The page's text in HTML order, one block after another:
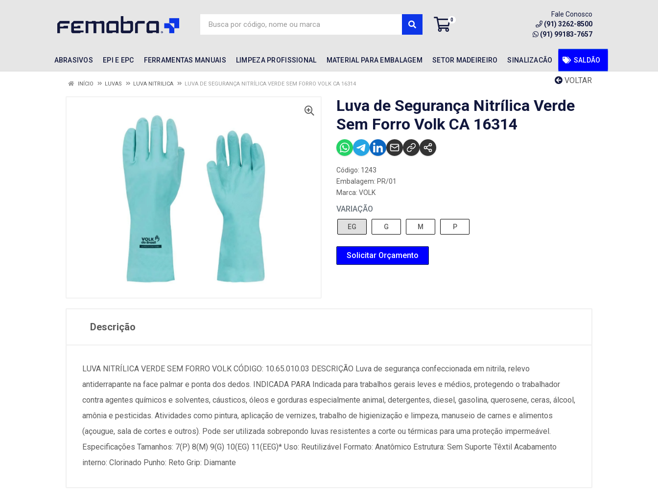
0
Fale Conosco
(91) 3262-8500
(91) 99183-7657
ABRASIVOS EPI E EPC FERRAMENTAS MANUAIS LIMPEZA PROFISSIONAL MATERIAL PARA EMBALAGEM SETOR MADEIREIRO SINALIZACÃO SALDÃO
VOLTAR
INÍCIO LUVAS LUVA NITRILICA LUVA DE SEGURANÇA NITRÍLICA VERDE SEM FORRO VOLK CA 16314
Luva de Segurança Nitrílica Verde
Sem Forro Volk CA 16314
Código: 1243
Embalagem: PR/01
Marca: VOLK
VARIAÇÃO
EG G M P
Solicitar Orçamento
Descrição
LUVA NITRÍLICA VERDE SEM FORRO VOLK CÓDIGO: 10.65.010.03 DESCRIÇÃO Luva de segurança confeccionada em nitrila, relevo
antiderrapante na face palmar e ponta dos dedos. INDICADA PARA Indicada para trabalhos gerais leves e médios, protegendo o trabalhador
contra agentes químicos e solventes, cáusticos, óleos e gorduras especialmente animal, detergentes, diesel, gasolina, querosene, ceras, álcool,
amônia e pesticidas. Atividades como pintura, aplicação de vernizes, trabalho de higienização e limpeza, manuseio de carnes e alimentos
(açougue, sala de cortes e outros). Pode ser utilizada sobrepondo luvas resistentes a corte ou térmicas para uma proteção impermeável.
Especificações Tamanhos: 7(P) 8(M) 9(G) 10(EG) 11(EEG)* Uso: Reutilizável Formato: Anatômico Estrutura: Sem Suporte Têxtil Acabamento
interno: Clorinado Punho: Reto Grip: Diamante